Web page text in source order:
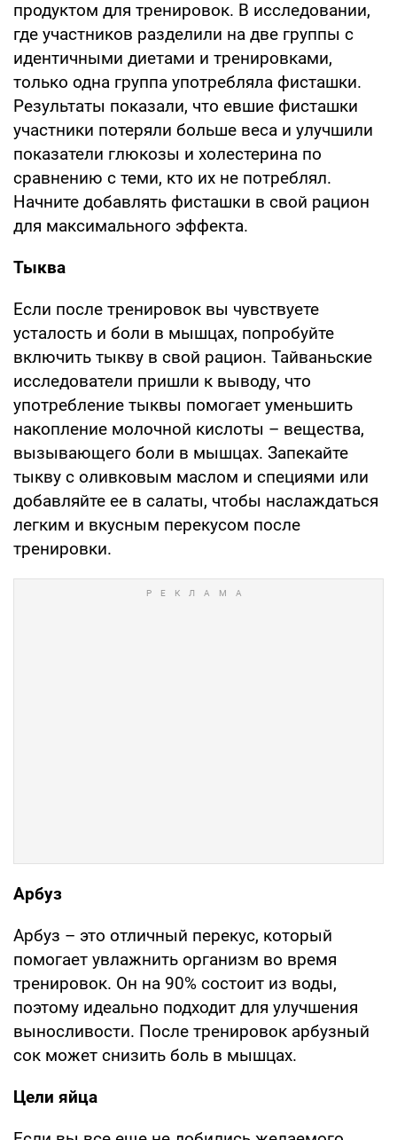
продуктом для тренировок. В исследовании,
где участников разделили на две группы с
идентичными диетами и тренировками,
только одна группа употребляла фисташки.
Результаты показали, что евшие фисташки
участники потеряли больше веса и улучшили
показатели глюкозы и холестерина по
сравнению с теми, кто их не потреблял.
Начните добавлять фисташки в свой рацион
для максимального эффекта.
Тыква
Если после тренировок вы чувствуете
усталость и боли в мышцах, попробуйте
включить тыкву в свой рацион. Тайваньские
исследователи пришли к выводу, что
употребление тыквы помогает уменьшить
накопление молочной кислоты – вещества,
вызывающего боли в мышцах. Запекайте
тыкву с оливковым маслом и специями или
добавляйте ее в салаты, чтобы наслаждаться
легким и вкусным перекусом после
тренировки.
Арбуз
Арбуз – это отличный перекус, который
помогает увлажнить организм во время
тренировок. Он на 90% состоит из воды,
поэтому идеально подходит для улучшения
выносливости. После тренировок арбузный
сок может снизить боль в мышцах.
Цели яйца